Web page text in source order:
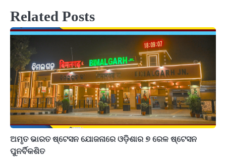
Related Posts
ଅମୃତ ଭାରତ ଷ୍ଟେସନ ଯୋଜନାରେ ଓଡ଼ିଶାର ୭ ରେଳ ଷ୍ଟେସନ
ପୁନର୍ବିକଶିତ